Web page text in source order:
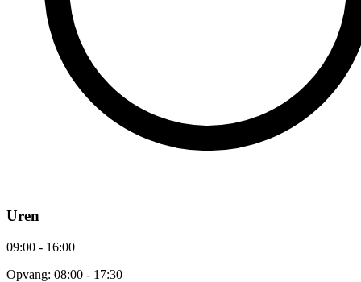
Uren
09:00 - 16:00
Opvang: 08:00 - 17:30